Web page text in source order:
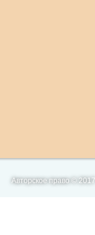
Авторское право ©